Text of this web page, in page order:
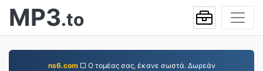
MP3.to
ns6.com□ Ο τομέας σας, έκανε σωστά. Δωρεάν